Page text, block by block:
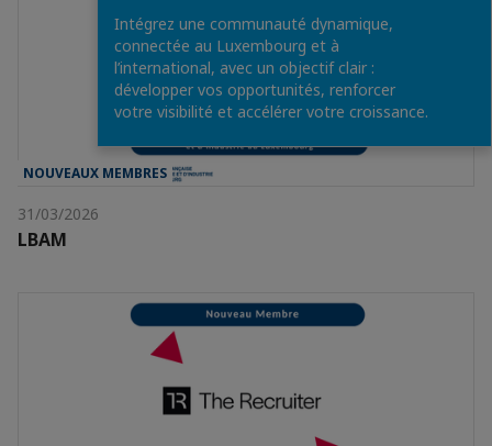
NOUVEAUX MEMBRES
31/03/2026
LBAM
Intégrez une communauté dynamique,
connectée au Luxembourg et à
l’international, avec un objectif clair :
développer vos opportunités, renforcer
votre visibilité et accélérer votre croissance.